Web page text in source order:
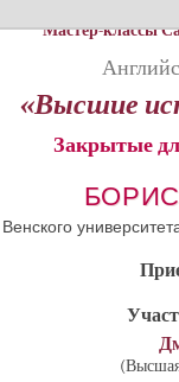
Мастер-классы
«Высшие
Закрытые